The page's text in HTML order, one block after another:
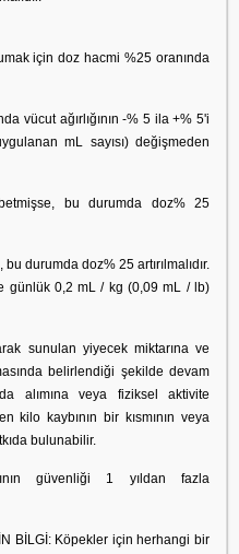
için doz hacmi %25 oranında
vücut ağırlığının -% 5 ila +% 5'i
mL sayısı) değişmeden
bu durumda doz% 25
durumda doz% 25 artırılmalıdır.
günlük 0,2 mL / kg (0,09 mL / lb)
sunulan yiyecek miktarına ve
belirlendiği şekilde devam
alımına veya fiziksel aktivite
kilo kaybının bir kısmının veya
bulunabilir.
güvenliği 1 yıldan fazla
BİLGİ: Köpekler için herhangi bir